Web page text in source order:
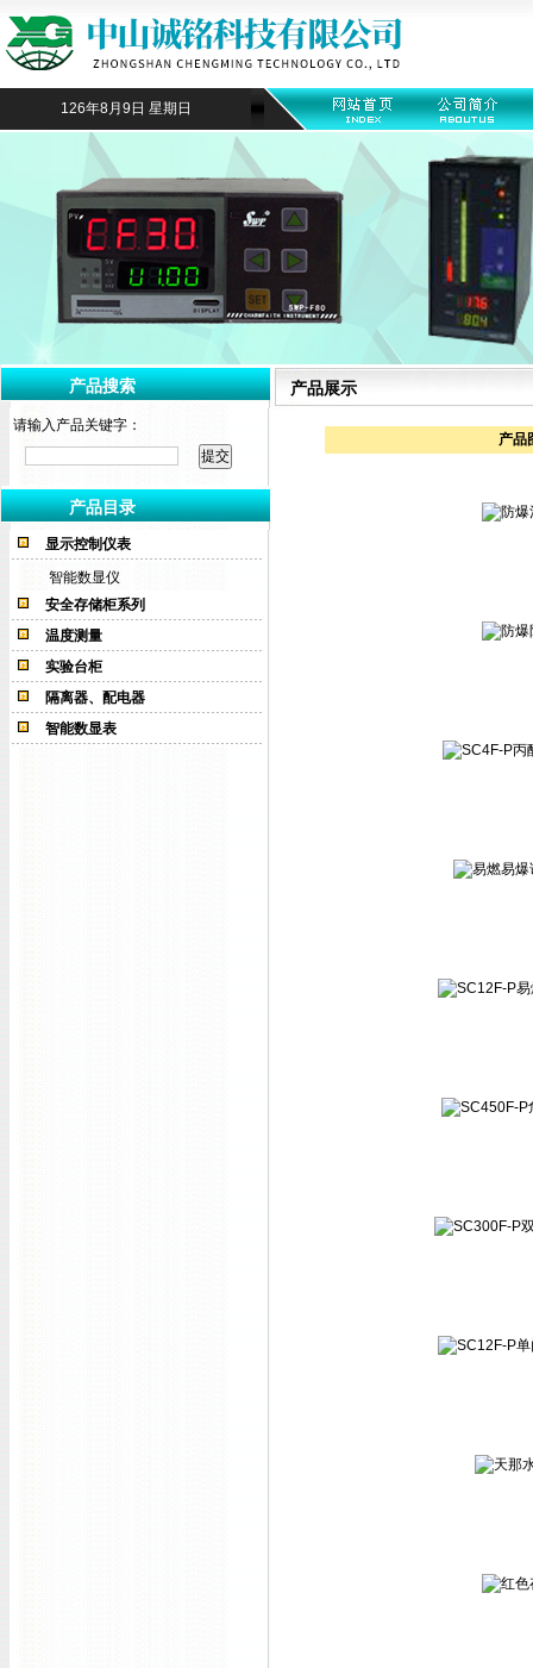
126年8月9日 星期日
产品搜索
请输入产品关键字：
产品目录
显示控制仪表
智能数显仪
安全存储柜系列
温度测量
实验台柜
隔离器、配电器
智能数显表
产品展示
产品